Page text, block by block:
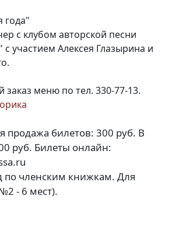
года"
с клубом авторской песни
участием Алексея Глазырина и
меню по тел. 330-77-13.
продажа билетов: 300 руб. В
руб. Билеты онлайн:
по членским книжкам. Для
- 6 мест).